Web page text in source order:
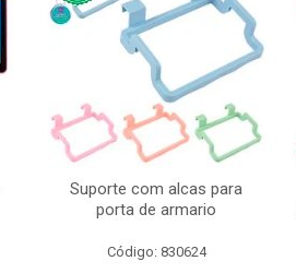
Suporte com alcas para
porta de armario
Código: 830624